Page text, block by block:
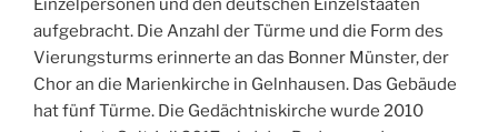
Einzelpersonen und den deutschen Einzelstaaten
aufgebracht. Die Anzahl der Türme und die Form des
Vierungsturms erinnerte an das Bonner Münster, der
Chor an die Marienkirche in Gelnhausen. Das Gebäude
hat fünf Türme. Die Gedächtniskirche wurde 2010